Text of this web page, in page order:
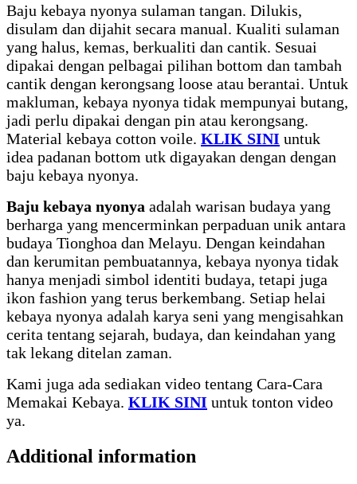
Baju kebaya nyonya sulaman tangan. Dilukis,
disulam dan dijahit secara manual. Kualiti sulaman
yang halus, kemas, berkualiti dan cantik. Sesuai
dipakai dengan pelbagai pilihan bottom dan tambah
cantik dengan kerongsang loose atau berantai. Untuk
makluman, kebaya nyonya tidak mempunyai butang,
jadi perlu dipakai dengan pin atau kerongsang.
Material kebaya cotton voile. KLIK SINI untuk
idea padanan bottom utk digayakan dengan dengan
baju kebaya nyonya.
Baju kebaya nyonya adalah warisan budaya yang
berharga yang mencerminkan perpaduan unik antara
budaya Tionghoa dan Melayu. Dengan keindahan
dan kerumitan pembuatannya, kebaya nyonya tidak
hanya menjadi simbol identiti budaya, tetapi juga
ikon fashion yang terus berkembang. Setiap helai
kebaya nyonya adalah karya seni yang mengisahkan
cerita tentang sejarah, budaya, dan keindahan yang
tak lekang ditelan zaman.
Kami juga ada sediakan video tentang Cara-Cara
Memakai Kebaya. KLIK SINI untuk tonton video
ya.
Additional information